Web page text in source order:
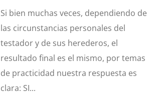
Si bien muchas veces, dependiendo de
las circunstancias personales del
testador y de sus herederos, el
resultado final es el mismo, por temas
de practicidad nuestra respuesta es
clara: SI...